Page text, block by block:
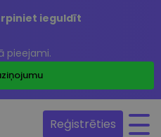
ieguldīt
pieejami.
Reģistrēties